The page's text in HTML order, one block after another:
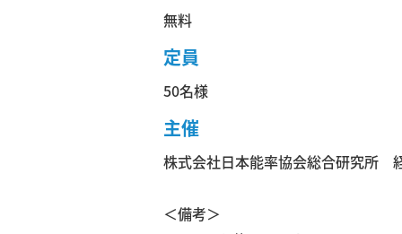
無料
定員
50名様
主催
株式会社日本能率協会総合研究所
＜備考＞